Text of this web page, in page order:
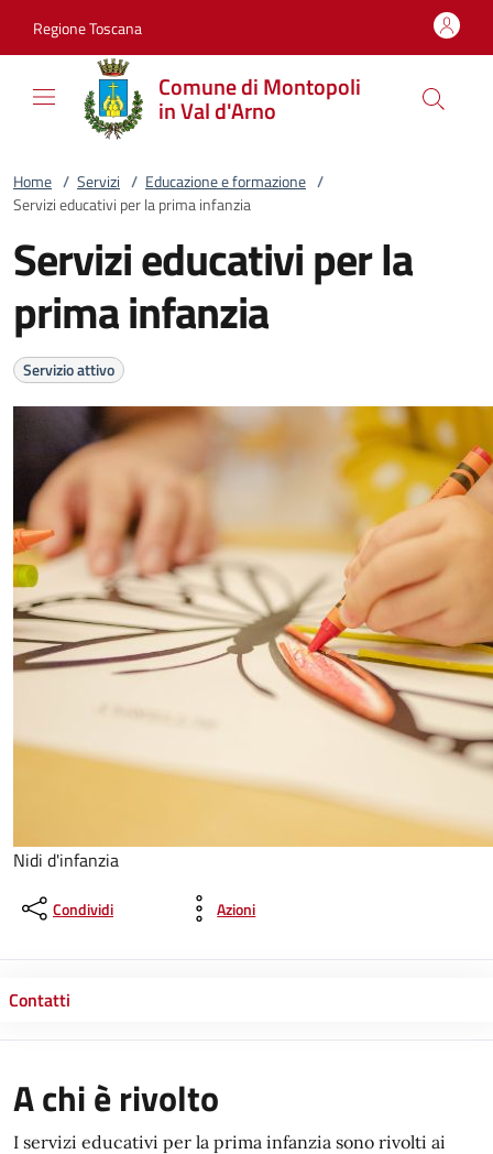
Regione Toscana
Comune di Montopoli
in Val d'Arno
Home / Servizi / Educazione e formazione /
Servizi educativi per la prima infanzia
Servizi educativi per la
prima infanzia
Servizio attivo
Nidi d'infanzia
Condividi Azioni
Contatti
A chi è rivolto
I servizi educativi per la prima infanzia sono rivolti ai